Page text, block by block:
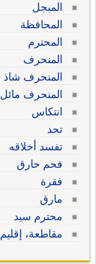
المبجل
المحافظة
المحترم
المنحرف
المنحرف شاذ
المنحرف مائل
انتكاس
تحد
تفسد أخلاقه
فحم حارق
فقرة
مارق
محترم سيد
مقاطعة، إقليم